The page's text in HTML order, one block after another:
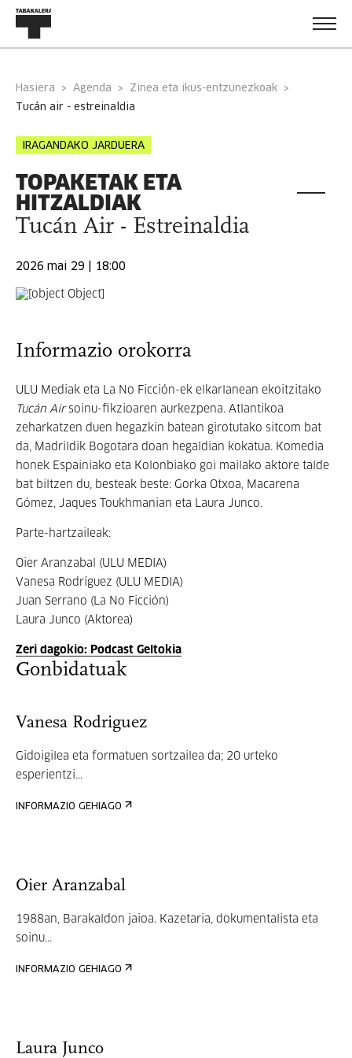
Hasiera Agenda
Zinea eta ikus-entzunezkoak
tucán air - estreinaldia
IRAGANDAKO JARDUERA
TOPAKETAK ETA
HITZALDIAK
Tucán Air - Estreinaldia
2026 mai 29 | 18:00
Informazio orokorra
ULU Mediak eta La No Ficción-ek elkarlanean ekoitzitako
Tucán Airsoinu-fikzioaren aurkezpena. Atlantikoa
zeharkatzen duen hegazkin batean girotutako sitcom bat
da, Madrildik Bogotara doan hegaldian kokatua. Komedia
honek Espainiako eta Kolonbiako goi mailako aktore talde
bat biltzen du, besteak beste: Gorka Otxoa, Macarena
Gómez, Jaques Toukhmanian eta Laura Junco.
Parte-hartzaileak:
Oier Aranzabal (ULU MEDIA)
Vanesa Rodríguez (ULU MEDIA)
Juan Serrano (La No Ficción)
Laura Junco (Aktorea)
Zeri dagokio: Podcast Geltokia
Gonbidatuak
Vanesa Rodriguez
Gidoigilea eta formatuen sortzailea da; 20 urteko
esperientzi...
INFORMAZIO GEHIAGO
Oier Aranzabal
1988an, Barakaldon jaioa. Kazetaria, dokumentalista eta
soinu...
INFORMAZIO GEHIAGO
Laura Junco